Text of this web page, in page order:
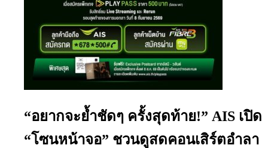
“อยากจะย้ำชัดๆ ครั้งสุดท้าย!” AIS เปิด
“โซนหน้าจอ” ชวนดูสดคอนเสิร์ตอำลา